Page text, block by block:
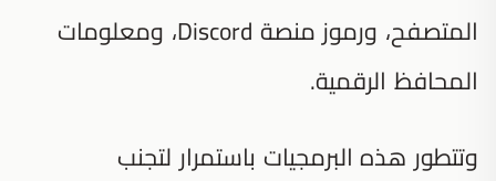
المتصفح، ورموز منصة Discord، ومعلومات
المحافظ الرقمية.
وتتطور هذه البرمجيات باستمرار لتجنب